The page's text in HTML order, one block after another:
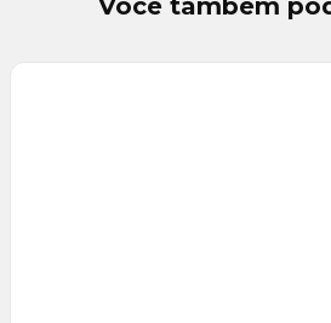
Você também